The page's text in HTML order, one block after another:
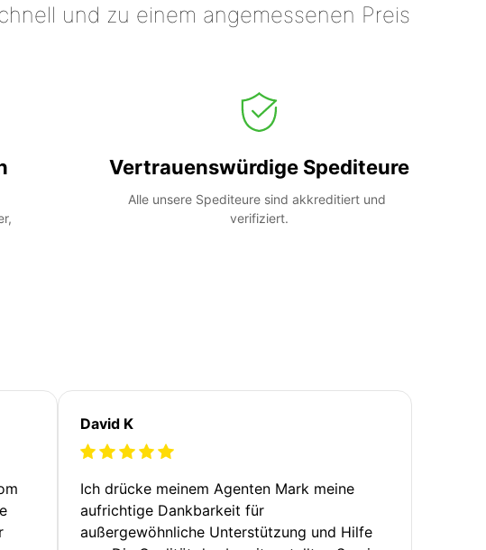
und zu einem angemessenen Preis
Vertrauenswürdige Spediteure
Alle unsere Spediteure sind akkreditiert und
verifiziert.
David K
Ich drücke meinem Agenten Mark meine
aufrichtige Dankbarkeit für
außergewöhnliche Unterstützung und Hilfe